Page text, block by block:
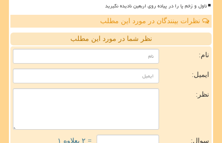
تاول و زخم پا را در پیاده روی اربعین نادیده نگیرید
نظرات بینندگان در مورد این مطلب
نظر شما در مورد این مطلب
نام:
ایمیل:
نظر:
سوال: = ۲ بعلاوه ۱